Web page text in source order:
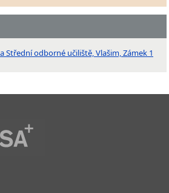
Střední odborné učiliště, Vlašim, Zámek 1